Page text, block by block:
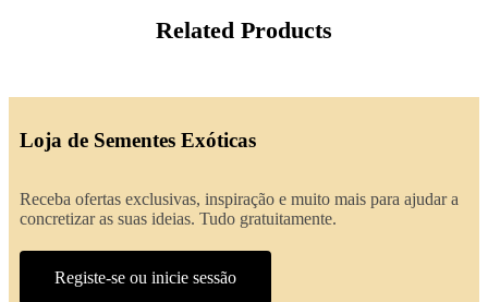
Related Products
Loja de Sementes Exóticas
Receba ofertas exclusivas, inspiração e muito mais para ajudar a
concretizar as suas ideias. Tudo gratuitamente.
Registe-se ou inicie sessão